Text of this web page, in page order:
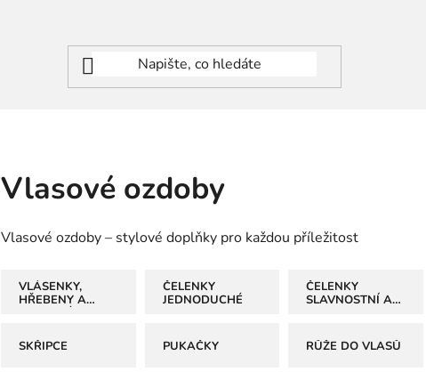
Vlasové ozdoby
Vlasové ozdoby – stylové doplňky pro každou příležitost
VLÁSENKY,
HŘEBENY A
ČELENKY
JEDNODUCHÉ
ČELENKY
SLAVNOSTNÍ A
SKŘIPCE PUKAČKY RŮŽE DO VLASŮ